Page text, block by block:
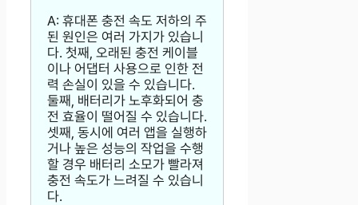
A: 휴대폰 충전 속도 저하의 주
된 원인은 여러 가지가 있습니
다. 첫째, 오래된 충전 케이블
이나 어댑터 사용으로 인한 전
력 손실이 있을 수 있습니다.
둘째, 배터리가 노후화되어 충
전 효율이 떨어질 수 있습니다.
셋째, 동시에 여러 앱을 실행하
거나 높은 성능의 작업을 수행
할 경우 배터리 소모가 빨라져
충전 속도가 느려질 수 있습니
다.